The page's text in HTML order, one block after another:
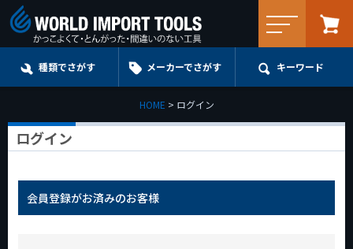
種類でさがす メーカーでさがす キーワード
HOME ログイン
ログイン
会員登録がお済みのお客様